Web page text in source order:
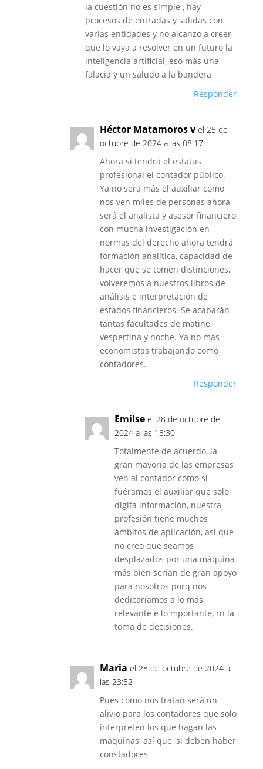
la cuestión no es simple , hay
procesos de entradas y salidas con
varias entidades y no alcanzo a creer
que lo vaya a resolver en un futuro la
inteligencia artificial, eso más una
falacia y un saludo a la bandera
Responder
Héctor Matamoros v el 25 de
octubre de 2024 a las 08:17
Ahora si tendrá el estatus
profesional el contador público.
Ya no será más el auxiliar como
nos ven miles de personas ahora
será el analista y asesor financiero
con mucha investigación en
normas del derecho ahora tendrá
formación analítica, capacidad de
hacer que se tomen distinciones,
volveremos a nuestros libros de
análisis e interpretación de
estados financieros. Se acabarán
tantas facultades de matine,
vespertina y noche. Ya no más
economistas trabajando como
contadores.
Responder
Emilse el 28 de octubre de
2024 a las 13:30
Totalmente de acuerdo, la
gran mayoría de las empresas
ven al contador como si
fuéramos el auxiliar que solo
digita información, nuestra
profesión tiene muchos
ámbitos de aplicación, así que
no creo que seamos
desplazados por una máquina
más bien serían de gran apoyo
para nosotros porq nos
dedicaríamos a lo más
relevante e lo mportante, rn la
toma de decisiones.
Maria el 28 de octubre de 2024 a
las 23:52
Pues como nos tratan será un
alivio para los contadores que solo
interpreten los que hagan las
máquinas, así que, si deben haber
constadores